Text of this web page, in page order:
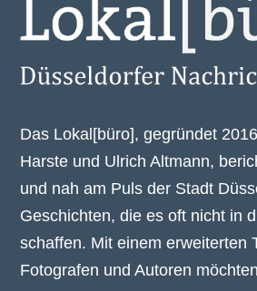
Das Lokal[büro], gegründet
Harste und Ulrich Altmann,
und nah am Puls der Stadt
Geschichten, die es oft nicht in
schaffen. Mit einem erweiterten
Fotografen und Autoren